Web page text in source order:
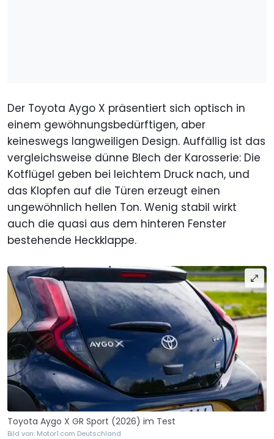
Der Toyota Aygo X präsentiert sich optisch in
einem gewöhnungsbedürftigen, aber
keineswegs langweiligen Design. Auffällig ist das
vergleichsweise dünne Blech der Karosserie: Die
Kotflügel geben bei leichtem Druck nach, und
das Klopfen auf die Türen erzeugt einen
ungewöhnlich hellen Ton. Wenig stabil wirkt
auch die quasi aus dem hinteren Fenster
bestehende Heckklappe.
Toyota Aygo X GR Sport (2026) im Test
Bild von: Motor1.com Deutschland